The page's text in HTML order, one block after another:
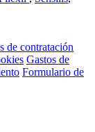
de contratación
Gastos de
Formulario de